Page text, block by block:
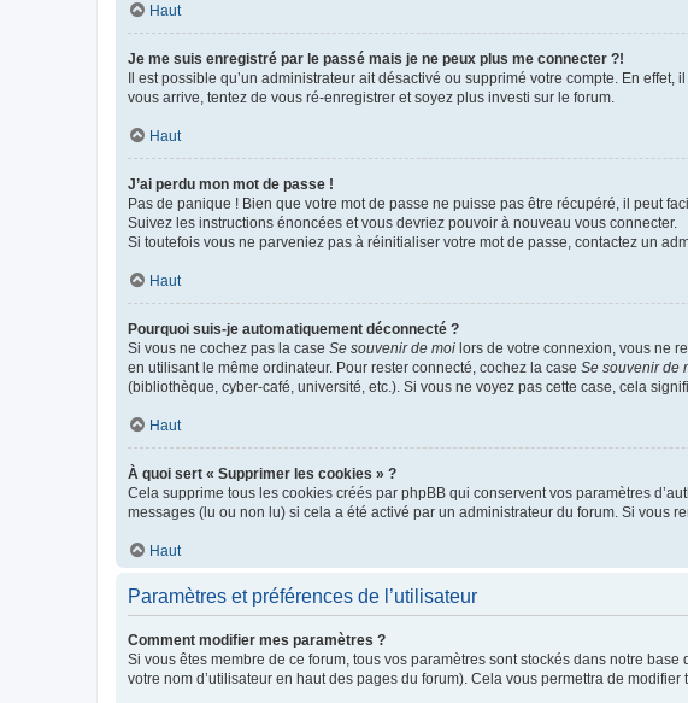
Haut
Je me suis enregistré par le passé mais je ne peux plus me connecter ?!
Il est possible qu’un administrateur ait désactivé ou supprimé votre compte. En
vous arrive, tentez de vous ré-enregistrer et soyez plus investi sur le forum.
Haut
J’ai perdu mon mot de passe !
Pas de panique ! Bien que votre mot de passe ne puisse pas être récupéré, il peut
Suivez les instructions énoncées et vous devriez pouvoir à nouveau vous connecter.
Si toutefois vous ne parveniez pas à réinitialiser votre mot de passe, contactez un
Haut
Pourquoi suis-je automatiquement déconnecté ?
Si vous ne cochez pas la case Se souvenir de moi lors de votre connexion, vous ne
en utilisant le même ordinateur. Pour rester connecté, cochez la case Se souvenir de
(bibliothèque, cyber-café, université, etc.). Si vous ne voyez pas cette case, cela
Haut
À quoi sert « Supprimer les cookies » ?
Cela supprime tous les cookies créés par phpBB qui conservent vos paramètres
messages (lu ou non lu) si cela a été activé par un administrateur du forum. Si vous
Haut
Paramètres et préférences de l’utilisateur
Comment modifier mes paramètres ?
Si vous êtes membre de ce forum, tous vos paramètres sont stockés dans notre
votre nom d’utilisateur en haut des pages du forum). Cela vous permettra de